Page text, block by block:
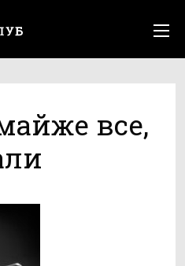
все,